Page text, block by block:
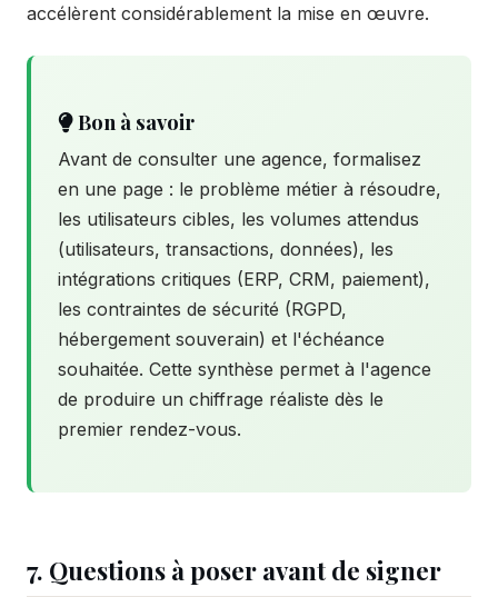
accélèrent considérablement la mise en œuvre.
Bon à savoir
Avant de consulter une agence, formalisez
en une page : le problème métier à résoudre,
les utilisateurs cibles, les volumes attendus
(utilisateurs, transactions, données), les
intégrations critiques (ERP, CRM, paiement),
les contraintes de sécurité (RGPD,
hébergement souverain) et l'échéance
souhaitée. Cette synthèse permet à l'agence
de produire un chiffrage réaliste dès le
premier rendez-vous.
7. Questions à poser avant de signer